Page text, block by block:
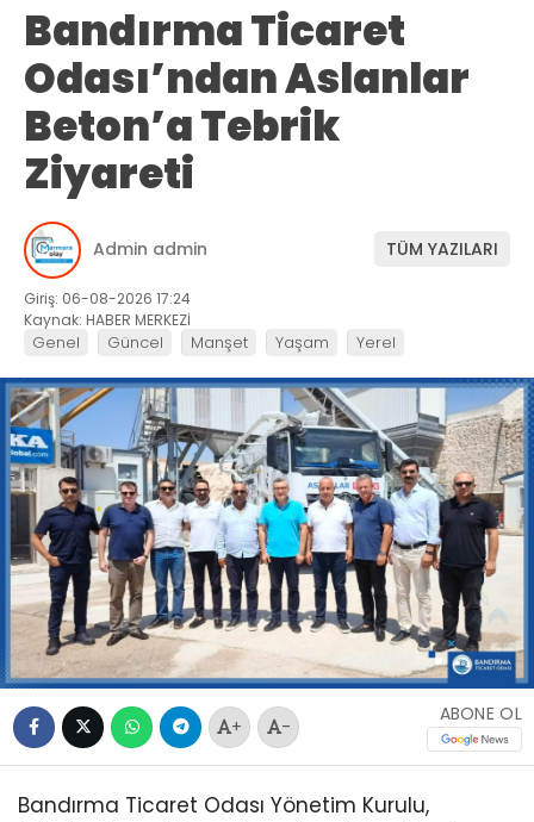
Bandırma Ticaret
Odası’ndan Aslanlar
Beton’a Tebrik
Ziyareti
Admin admin TÜM YAZILARI
Giriş: 06-08-2026 17:24
Kaynak: HABER MERKEZİ
Genel Güncel Manşet Yaşam Yerel
+ -
ABONE OL
Bandırma Ticaret Odası Yönetim Kurulu,